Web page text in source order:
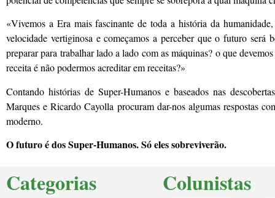
«Vivemos a Era mais fascinante de toda a história da
velocidade vertiginosa e começamos a perceber que o futuro será
preparar para trabalhar lado a lado com as máquinas? o que
receita é não podermos acreditar em receitas?»
Contando histórias de Super-Humanos e baseados nas
Marques e Ricardo Cayolla procuram dar-nos algumas respostas
moderno.
O futuro é dos Super-Humanos. Só eles sobreviverão.
Categorias Colunistas